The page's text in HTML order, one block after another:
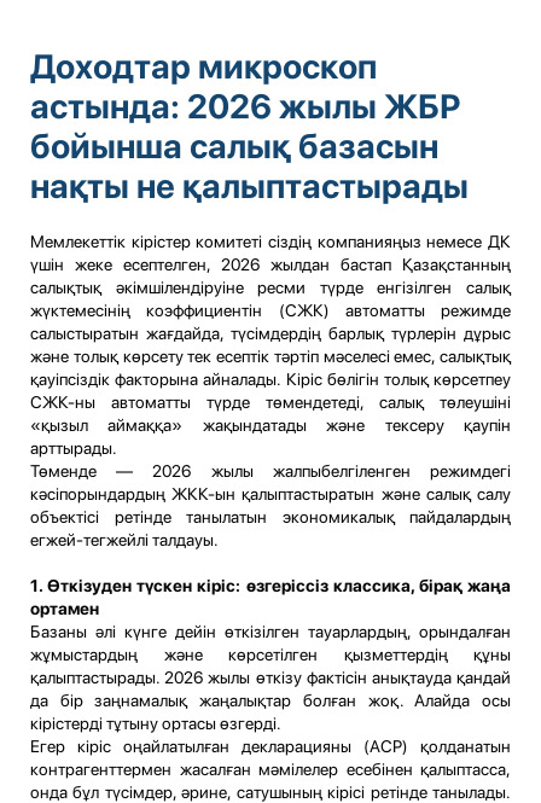
Доходтар микроскоп
астында: 2026 жылы ЖБР
бойынша салық базасын
нақты не қалыптастырады
Мемлекеттік кірістер комитеті сіздің компанияңыз немесе ДК
үшін жеке есептелген, 2026 жылдан бастап Қазақстанның
салықтық әкімшілендіруіне ресми түрде енгізілген салық
жүктемесінің коэффициентін (СЖК) автоматты режимде
салыстыратын жағдайда, түсімдердің барлық түрлерін дұрыс
және толық көрсету тек есептік тәртіп мәселесі емес, салықтық
қауіпсіздік факторына айналады. Кіріс бөлігін толық көрсетпеу
СЖК-ны автоматты түрде төмендетеді, салық төлеушіні
«қызыл аймаққа» жақындатады және тексеру қаупін
арттырады.
Төменде — 2026 жылы жалпыбелгіленген режимдегі
кәсіпорындардың ЖКК-ын қалыптастыратын және салық салу
объектісі ретінде танылатын экономикалық пайдалардың
егжей-тегжейлі талдауы.
1. Өткізуден түскен кіріс: өзгеріссіз классика, бірақ жаңа
ортамен
Базаны әлі күнге дейін өткізілген тауарлардың, орындалған
жұмыстардың және көрсетілген қызметтердің құны
қалыптастырады. 2026 жылы өткізу фактісін анықтауда қандай
да бір заңнамалық жаңалықтар болған жоқ. Алайда осы
кірістерді тұтыну ортасы өзгерді.
Егер кіріс оңайлатылған декларацияны (АСР) қолданатын
контрагенттермен жасалған мәмілелер есебінен қалыптасса,
онда бұл түсімдер, әрине, сатушының кірісі ретінде танылады.